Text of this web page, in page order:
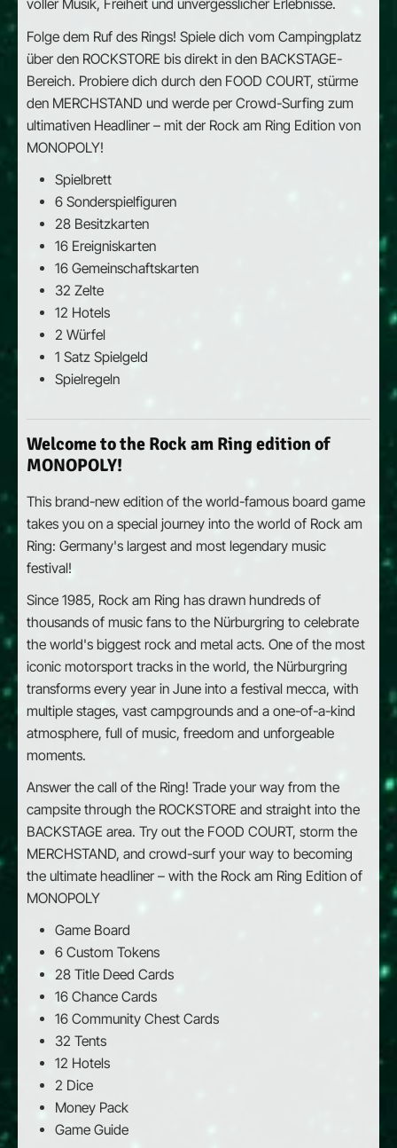
voller Musik, Freiheit und unvergesslicher Erlebnisse.
Folge dem Ruf des Rings! Spiele dich vom Campingplatz
über den ROCKSTORE bis direkt in den BACKSTAGE-
Bereich. Probiere dich durch den FOOD COURT, stürme
den MERCHSTAND und werde per Crowd-Surfing zum
ultimativen Headliner – mit der Rock am Ring Edition von
MONOPOLY!
Spielbrett
6 Sonderspielfiguren
28 Besitzkarten
16 Ereigniskarten
16 Gemeinschaftskarten
32 Zelte
12 Hotels
2 Würfel
1 Satz Spielgeld
Spielregeln
Welcome to the Rock am Ring edition of
MONOPOLY!
This brand-new edition of the world-famous board game
takes you on a special journey into the world of Rock am
Ring: Germany's largest and most legendary music
festival!
Since 1985, Rock am Ring has drawn hundreds of
thousands of music fans to the Nürburgring to celebrate
the world's biggest rock and metal acts. One of the most
iconic motorsport tracks in the world, the Nürburgring
transforms every year in June into a festival mecca, with
multiple stages, vast campgrounds and a one-of-a-kind
atmosphere, full of music, freedom and unforgeable
moments.
Answer the call of the Ring! Trade your way from the
campsite through the ROCKSTORE and straight into the
BACKSTAGE area. Try out the FOOD COURT, storm the
MERCHSTAND, and crowd-surf your way to becoming
the ultimate headliner – with the Rock am Ring Edition of
MONOPOLY
Game Board
6 Custom Tokens
28 Title Deed Cards
16 Chance Cards
16 Community Chest Cards
32 Tents
12 Hotels
2 Dice
Money Pack
Game Guide